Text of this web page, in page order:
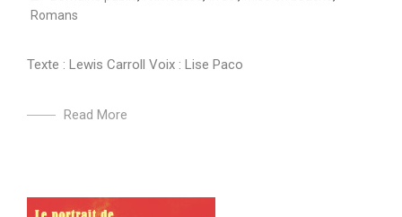
Romans
Texte : Lewis Carroll Voix : Lise Paco
Read More